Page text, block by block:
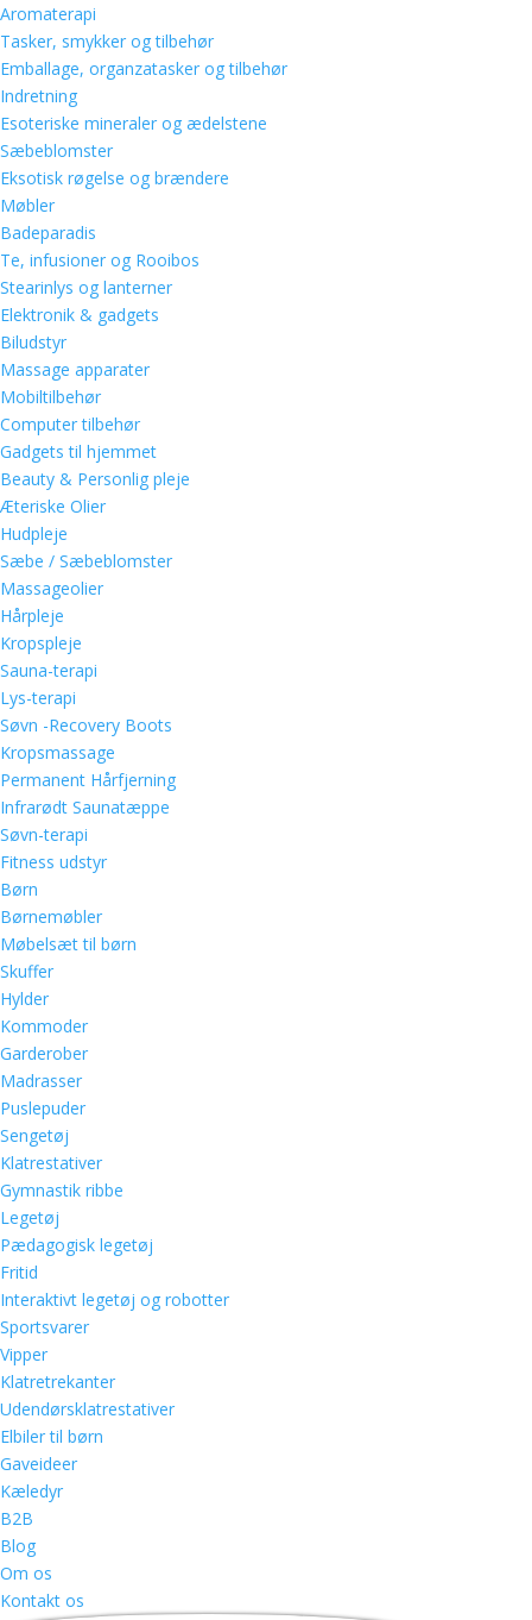
Aromaterapi
Tasker, smykker og tilbehør
Emballage, organzatasker og tilbehør
Indretning
Esoteriske mineraler og ædelstene
Sæbeblomster
Eksotisk røgelse og brændere
Møbler
Badeparadis
Te, infusioner og Rooibos
Stearinlys og lanterner
Elektronik & gadgets
Biludstyr
Massage apparater
Mobiltilbehør
Computer tilbehør
Gadgets til hjemmet
Beauty & Personlig pleje
Æteriske Olier
Hudpleje
Sæbe / Sæbeblomster
Massageolier
Hårpleje
Kropspleje
Sauna-terapi
Lys-terapi
Søvn -Recovery Boots
Kropsmassage
Permanent Hårfjerning
Infrarødt Saunatæppe
Søvn-terapi
Fitness udstyr
Børn
Børnemøbler
Møbelsæt til børn
Skuffer
Hylder
Kommoder
Garderober
Madrasser
Puslepuder
Sengetøj
Klatrestativer
Gymnastik ribbe
Legetøj
Pædagogisk legetøj
Fritid
Interaktivt legetøj og robotter
Sportsvarer
Vipper
Klatretrekanter
Udendørsklatrestativer
Elbiler til børn
Gaveideer
Kæledyr
B2B
Blog
Om os
Kontakt os